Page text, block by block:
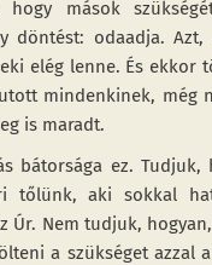
mások
döntést: odaadja. Azt,
elég lenne. És ekkor
mindenkinek, még
is maradt.
bátorsága ez. Tudjuk,
tőlünk, aki sokkal
Úr. Nem tudjuk,
a szükséget azzal